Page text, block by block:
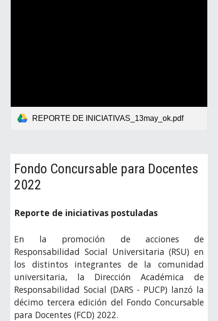
REPORTE DE INICIATIVAS_13may_ok.pdf
Fondo Concursable para Docentes
2022
Reporte de iniciativas postuladas
En la promoción de acciones de
Responsabilidad Social Universitaria (RSU) en
los distintos integrantes de la comunidad
universitaria, la Dirección Académica de
Responsabilidad Social (DARS - PUCP) lanzó la
décimo tercera edición del Fondo Concursable
para Docentes (FCD) 2022.